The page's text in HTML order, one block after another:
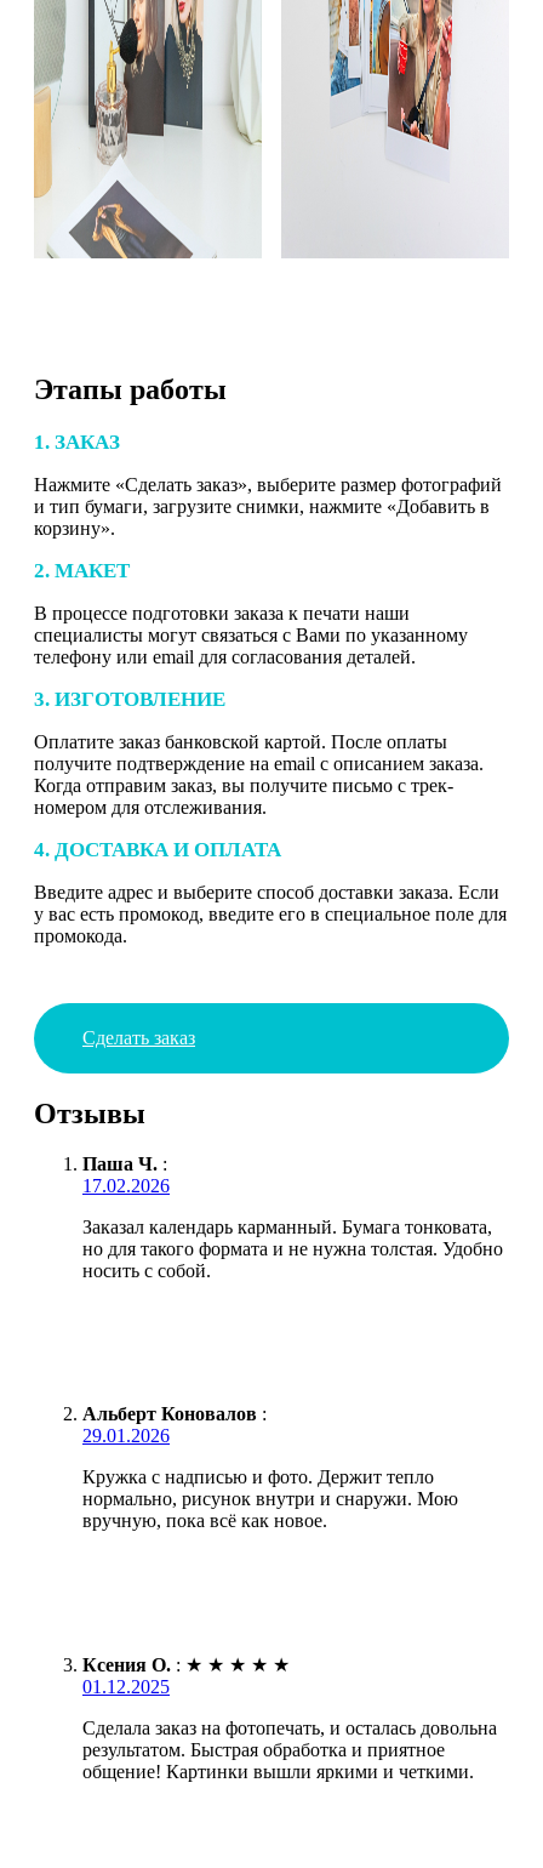
Этапы работы
1. ЗАКАЗ
Нажмите «Сделать заказ», выберите размер фотографий
и тип бумаги, загрузите снимки, нажмите «Добавить в
корзину».
2. МАКЕТ
В процессе подготовки заказа к печати наши
специалисты могут связаться с Вами по указанному
телефону или email для согласования деталей.
3. ИЗГОТОВЛЕНИЕ
Оплатите заказ банковской картой. После оплаты
получите подтверждение на email с описанием заказа.
Когда отправим заказ, вы получите письмо с трек-
номером для отслеживания.
4. ДОСТАВКА И ОПЛАТА
Введите адрес и выберите способ доставки заказа. Если
у вас есть промокод, введите его в специальное поле для
промокода.
Сделать заказ
Отзывы
Паша Ч. :
17.02.2026
Заказал календарь карманный. Бумага тонковата,
но для такого формата и не нужна толстая. Удобно
носить с собой.
Альберт Коновалов :
29.01.2026
Кружка с надписью и фото. Держит тепло
нормально, рисунок внутри и снаружи. Мою
вручную, пока всё как новое.
Ксения О. : ★ ★ ★ ★ ★
01.12.2025
Сделала заказ на фотопечать, и осталась довольна
результатом. Быстрая обработка и приятное
общение! Картинки вышли яркими и четкими.